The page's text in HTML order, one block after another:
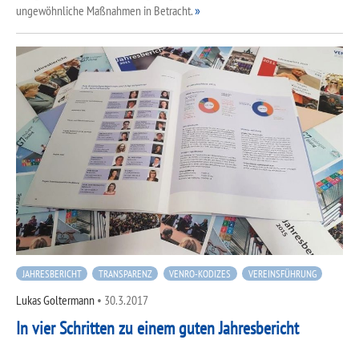
ungewöhnliche Maßnahmen in Betracht.
JAHRESBERICHT TRANSPARENZ VENRO-KODIZES VEREINSFÜHRUNG
Lukas Goltermann • 30.3.2017
In vier Schritten zu einem guten Jahresbericht